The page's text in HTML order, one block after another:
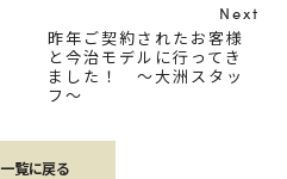
一覧に戻る
Next
昨年ご契約されたお客様
と今治モデルに行ってき
ました！ ～大洲スタッ
フ～